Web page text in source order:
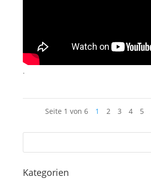
.
Seite 1 von 6 1 2 3 4 5
Kategorien